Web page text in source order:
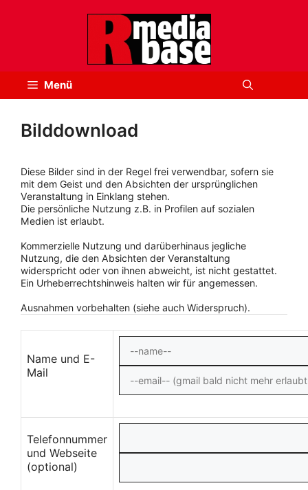
Menü
Bilddownload
Diese Bilder sind in der Regel frei verwendbar, sofern sie
mit dem Geist und den Absichten der ursprünglichen
Veranstaltung in Einklang stehen.
Die persönliche Nutzung z.B. in Profilen auf sozialen
Medien ist erlaubt.
Kommerzielle Nutzung und darüberhinaus jegliche
Nutzung, die den Absichten der Veranstaltung
widerspricht oder von ihnen abweicht, ist nicht gestattet.
Ein Urheberrechtshinweis halten wir für angemessen.
Ausnahmen vorbehalten (siehe auch Widerspruch).
Name und E-
Mail
Telefonnummer
und Webseite
(optional)